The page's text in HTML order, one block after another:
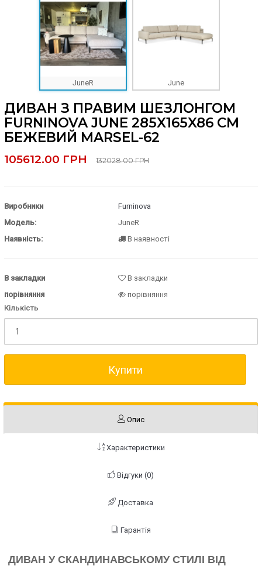
ДИВАН З ПРАВИМ ШЕЗЛОНГОМ
FURNINOVA JUNE 285X165X86 CM
БЕЖЕВИЙ MARSEL-62
105612.00 ГРН 132028.00 ГРН
Виробники
Furninova
Модель:
JuneR
Наявність:
В наявності
В закладки
В закладки
порівняння
порівняння
Кількість
Купити
JuneR June
Опис
Характеристики
Відгуки (0)
Доставка
Гарантія
ДИВАН У СКАНДИНАВСЬКОМУ СТИЛІ ВІД